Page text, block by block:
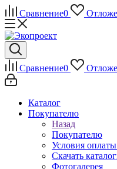
Сравнение0
Сравнение0
Каталог
Покупателю
Назад
Покупателю
Условия
Скачать
Фотогалерея